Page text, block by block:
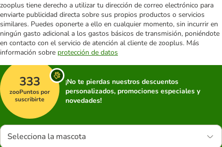
zooplus tiene derecho a utilizar tu dirección de correo electrónico para
enviarte publicidad directa sobre sus propios productos o servicios
similares. Puedes oponerte a ello en cualquier momento, sin incurrir en
ningún gasto adicional a los gastos básicos de transmisión, poniéndote
en contacto con el servicio de atención al cliente de zooplus. Más
información sobre protección de datos
333
zooPuntos por
suscribirte
¡No te pierdas nuestros descuentos
personalizados, promociones especiales y
novedades!
Selecciona la mascota